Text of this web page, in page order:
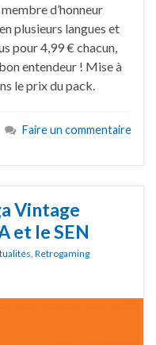
d’honneur
plusieurs langues et
pour 4,99 € chacun,
entendeur ! Mise à
le prix du pack.
Faire un commentaire
Vintage
et le SEN
, Retrogaming